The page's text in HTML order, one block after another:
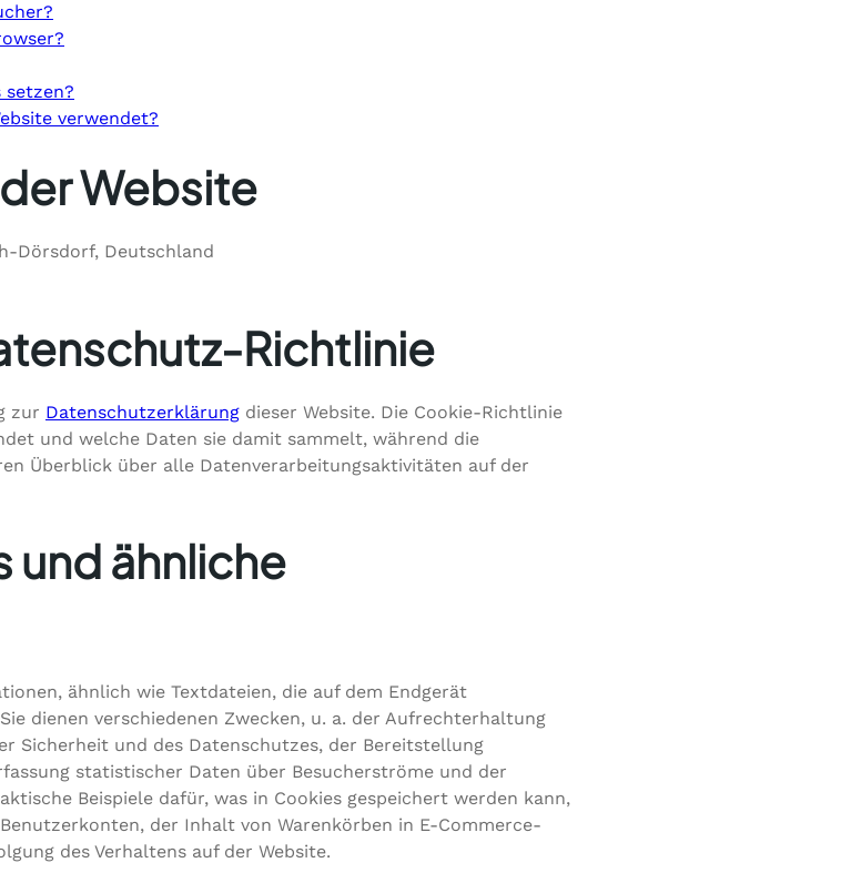
setzen?
verwendet?
Website
Dörsdorf, Deutschland
Richtlinie
zur Datenschutzerklärung dieser Website. Die Cookie-Richtlinie
und welche Daten sie damit sammelt, während die
Überblick über alle Datenverarbeitungsaktivitäten auf der
und ähnliche
ähnlich wie Textdateien, die auf dem Endgerät
dienen verschiedenen Zwecken, u. a. der Aufrechterhaltung
Sicherheit und des Datenschutzes, der Bereitstellung
statistischer Daten über Besucherströme und der
Beispiele dafür, was in Cookies gespeichert werden kann,
der Inhalt von Warenkörben in E-Commerce-
des Verhaltens auf der Website.